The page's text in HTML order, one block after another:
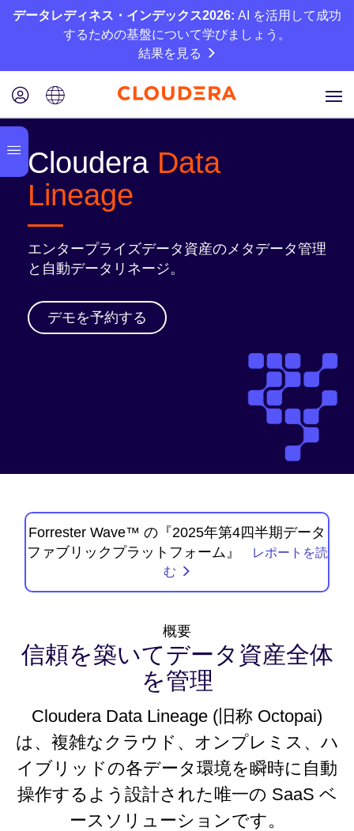
データレディネス・インデックス2026: AI を活用して成功
するための基盤について学びましょう。
結果を見る
Cloudera Data
Lineage
エンタープライズデータ資産のメタデータ管理
と自動データリネージ。
デモを予約する
Forrester Wave™ の『2025年第4四半期データ
ファブリックプラットフォーム』
レポートを読
む
概要
信頼を築いてデータ資産全体
を管理
Cloudera Data Lineage (旧称 Octopai)
は、複雑なクラウド、オンプレミス、ハ
イブリッドの各データ環境を瞬時に自動
操作するよう設計された唯一の SaaS ベ
ースソリューションです。